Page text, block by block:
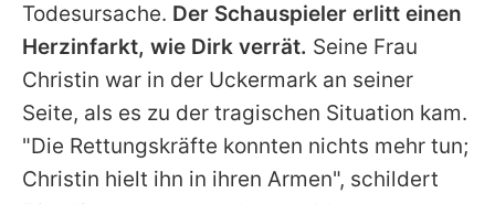
Impressum
Datenschutzerklärung
Nutzungsbedingungen
Utiq verwalten
Todesursache. Der Schauspieler erlitt einen
Herzinfarkt, wie Dirk verrät. Seine Frau
Christin war in der Uckermark an seiner
Seite, als es zu der tragischen Situation kam.
"Die Rettungskräfte konnten nichts mehr tun;
Christin hielt ihn in ihren Armen", schildert